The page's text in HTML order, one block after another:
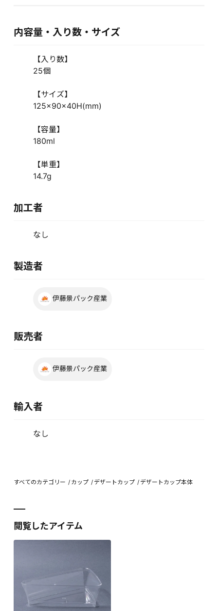
内容量・入り数・サイズ
【入り数】
25個
【サイズ】
125×90×40H(mm)
【容量】
180ml
【単重】
14.7g
加工者
なし
製造者
伊藤景パック産業
販売者
伊藤景パック産業
輸入者
なし
すべてのカテゴリー カップ デザートカップ デザートカップ本体
閲覧したアイテム